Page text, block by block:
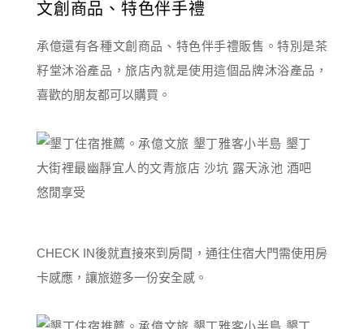
文創商品、特色伴手禮
承億還有各種文創商品、特色伴手禮販售。特別是茶
籽堂沐浴產品，旅店內就是使用這個品牌沐浴產品，
喜歡的朋友都可以購買。
CHECK IN後就直接來到房間，通往住宿大門需使用房
卡感應，讓旅遊多一份安全感。